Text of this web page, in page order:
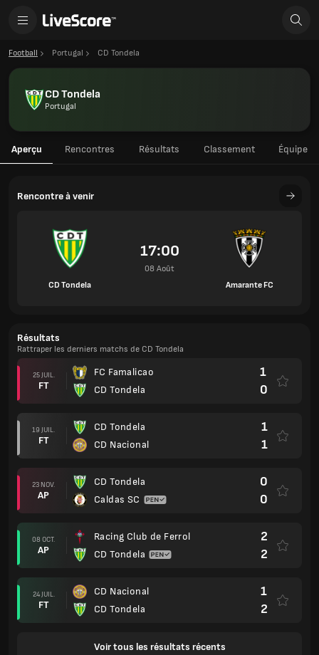
Football Portugal CD Tondela
CD Tondela
Portugal
Aperçu Rencontres Résultats Classement Équipe
Rencontre à venir
CD Tondela
17:00
08 Août
Amarante FC
Résultats
Rattraper les derniers matchs de CD Tondela
25 JUIL.
FT
FC Famalicao
CD Tondela
1
0
19 JUIL.
FT
CD Tondela
CD Nacional
1
1
23 NOV.
AP
CD Tondela
Caldas SC
0
0
08 OCT.
AP
Racing Club de Ferrol
CD Tondela
2
2
24 JUIL.
FT
CD Nacional
CD Tondela
1
2
Voir tous les résultats récents